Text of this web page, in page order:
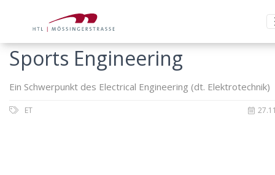
Sports Engineering
Ein Schwerpunkt des Electrical Engineering (dt. Elektrotechnik)
ET